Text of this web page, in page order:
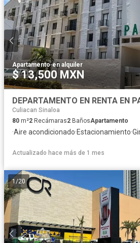
Apartamento·en alquiler
$ 13,500 MXN
Culiacan Sinaloa
80 m²2 Recámaras2 BañosApartamento
·Aire acondicionado·Estacionamiento·
Actualizado hace más de 1 mes
1 /20